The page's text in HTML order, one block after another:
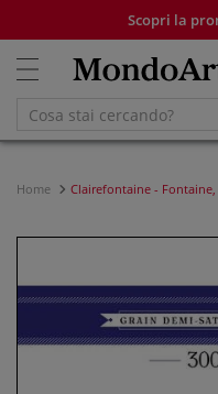
Scopri la
Home Clairefontaine -